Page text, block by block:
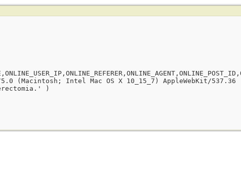
Intel Mac OS X 10_15_7) AppleWebKit/537.36
)